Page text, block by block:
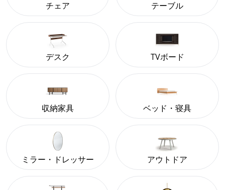
チェア テーブル
デスク TVボード
収納家具 ベッド・寝具
ミラー・ドレッサー アウトドア